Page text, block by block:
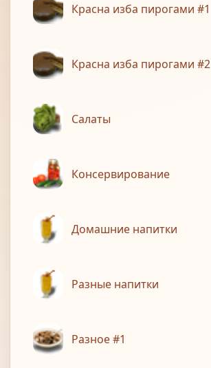
Красна изба пирогами #1
Красна изба пирогами #2
Салаты
Консервирование
Домашние напитки
Разные напитки
Разное #1